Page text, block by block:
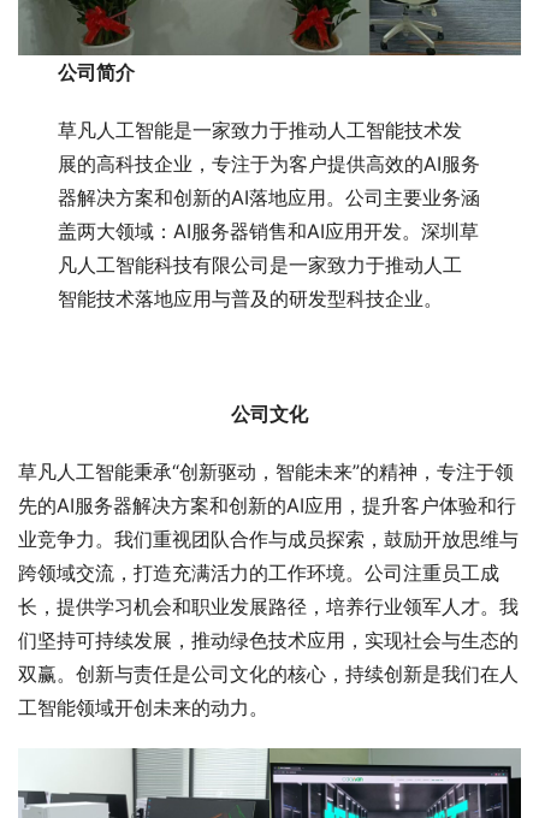
公司简介
草凡人工智能是一家致力于推动人工智能技术发
展的高科技企业，专注于为客户提供高效的AI服务
器解决方案和创新的AI落地应用。公司主要业务涵
盖两大领域：AI服务器销售和AI应用开发。深圳草
凡人工智能科技有限公司是一家致力于推动人工
智能技术落地应用与普及的研发型科技企业。
公司文化
草凡人工智能秉承“创新驱动，智能未来”的精神，专注于领
先的AI服务器解决方案和创新的AI应用，提升客户体验和行
业竞争力。我们重视团队合作与成员探索，鼓励开放思维与
跨领域交流，打造充满活力的工作环境。公司注重员工成
长，提供学习机会和职业发展路径，培养行业领军人才。我
们坚持可持续发展，推动绿色技术应用，实现社会与生态的
双赢。创新与责任是公司文化的核心，持续创新是我们在人
工智能领域开创未来的动力。